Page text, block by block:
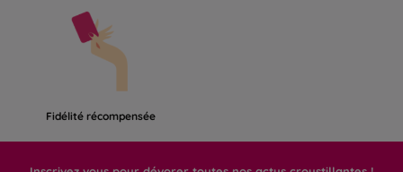
Fidélité récompensée